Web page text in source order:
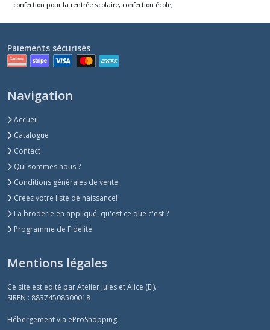
confection pour la rentrée scolaire, confection école,
Paiements sécurisés
Navigation
Accueil
Catalogue
Contact
Qui sommes nous ?
Conditions générales de vente
Créez votre liste de naissance!
La broderie en appliqué: qu'est ce que c'est ?
Programme de Fidélité
Mentions légales
Ce site est édité par Atelier Jules et Alice (EI).
SIREN : 88374508500018
Hébergement via eProShopping